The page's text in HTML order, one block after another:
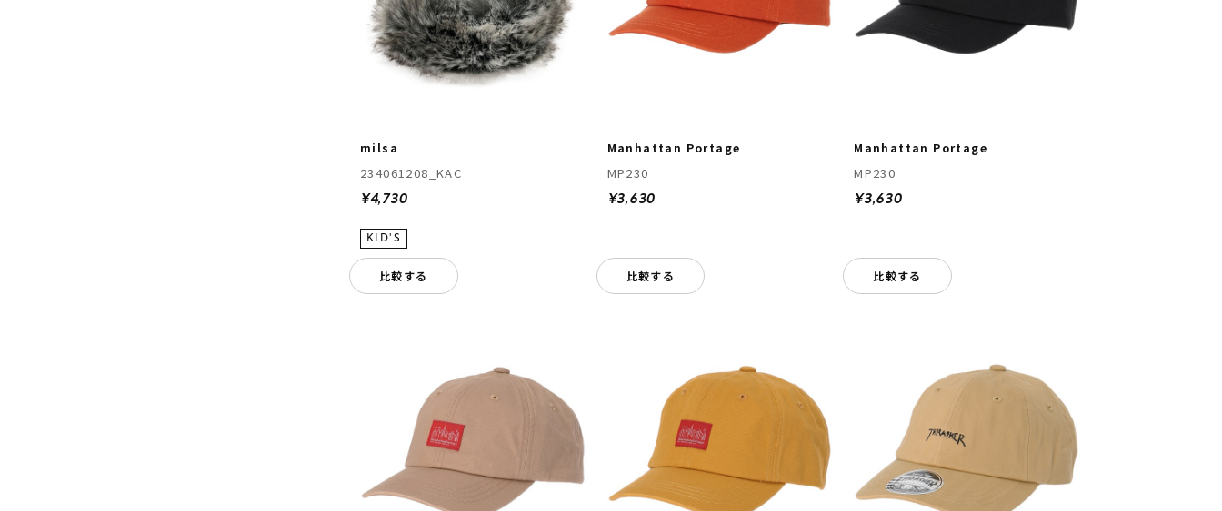
milsa
234061208_KAC
¥4,730
比較する
Manhattan Portage
MP230
¥3,630
比較する
Manhattan Portage
MP230
¥3,630
比較する